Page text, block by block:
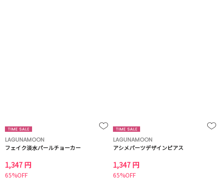
LAGUNAMOON
フェイク淡水パールチョーカー
1,347 円
65%OFF
LAGUNAMOON
アシメパーツデザインピアス
1,347 円
65%OFF